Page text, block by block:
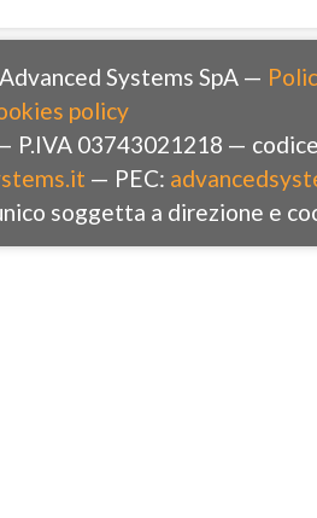
Systems SpA —
policy
P.IVA 03743021218 —
— PEC:
soggetta a direzione e